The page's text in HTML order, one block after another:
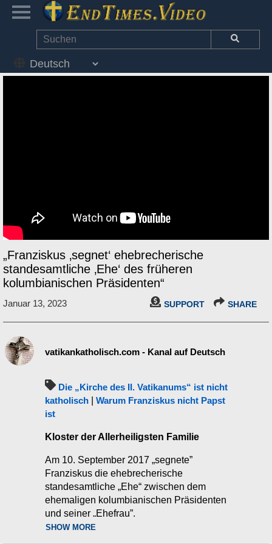
„Franziskus ‚segnet‘ ehebrecherische
standesamtliche ‚Ehe‘ des früheren
kolumbianischen Präsidenten“
Januar 13, 2023 SUPPORT SHARE
vatikankatholisch.com - Kanal auf Deutsch
Die „Kirche des II. Vatikanums“ ist nicht
katholisch
Warum Franziskus nicht Papst
ist
Kloster der Allerheiligsten Familie
Am 10. September 2017 „segnete”
Franziskus die ehebrecherische
standesamtliche „Ehe“ zwischen dem
ehemaligen kolumbianischen Präsidenten
und seiner „Ehefrau”.
SHOW MORE